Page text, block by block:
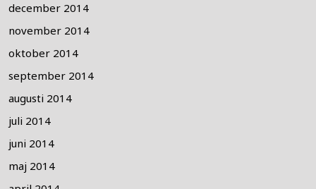
december 2014
november 2014
oktober 2014
september 2014
augusti 2014
juli 2014
juni 2014
maj 2014